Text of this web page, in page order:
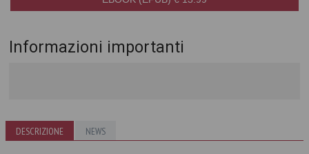
Informazioni importanti
DESCRIZIONE NEWS